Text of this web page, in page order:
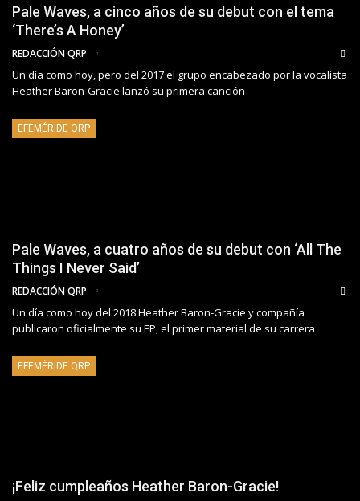
Pale Waves, a cinco años de su debut con el tema
‘There’s A Honey’
REDACCIÓN QRP
Un día como hoy, pero del 2017 el grupo encabezado por la vocalista
Heather Baron-Gracie lanzó su primera canción
EFEMÉRIDE QRP
Pale Waves, a cuatro años de su debut con ‘All The
Things I Never Said’
REDACCIÓN QRP
Un día como hoy del 2018 Heather Baron-Gracie y compañía
publicaron oficialmente su EP, el primer material de su carrera
EFEMÉRIDE QRP
¡Feliz cumpleaños Heather Baron-Gracie!